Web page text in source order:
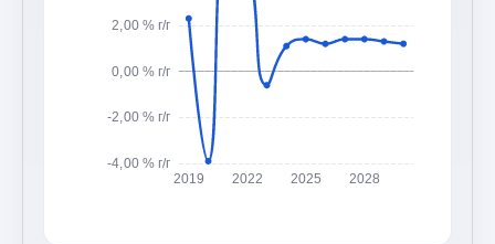
-4,00 % г/г
-2,00 % г/г
0,00 % г/г
2,00 % г/г
2019 2022 2025 2028